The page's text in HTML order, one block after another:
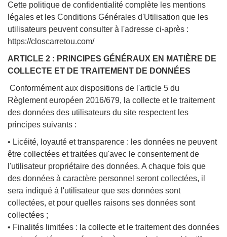
Cette politique de confidentialité complète les mentions
légales et les Conditions Générales d'Utilisation que les
utilisateurs peuvent consulter à l'adresse ci-après :
https://closcarretou.com/
ARTICLE 2 : PRINCIPES GÉNÉRAUX EN MATIÈRE DE
COLLECTE ET DE TRAITEMENT DE DONNÉES
Conformément aux dispositions de l'article 5 du
Règlement européen 2016/679, la collecte et le traitement
des données des utilisateurs du site respectent les
principes suivants :
• Licéité, loyauté et transparence : les données ne peuvent
être collectées et traitées qu'avec le consentement de
l'utilisateur propriétaire des données. A chaque fois que
des données à caractère personnel seront collectées, il
sera indiqué à l'utilisateur que ses données sont
collectées, et pour quelles raisons ses données sont
collectées ;
• Finalités limitées : la collecte et le traitement des données